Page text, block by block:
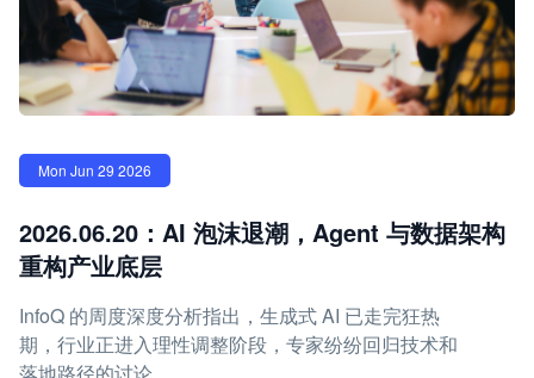
Mon Jun 29 2026
2026.06.20：AI 泡沫退潮，Agent 与数据架构
重构产业底层
InfoQ 的周度深度分析指出，生成式 AI 已走完狂热
期，行业正进入理性调整阶段，专家纷纷回归技术和
落地路径的讨论。